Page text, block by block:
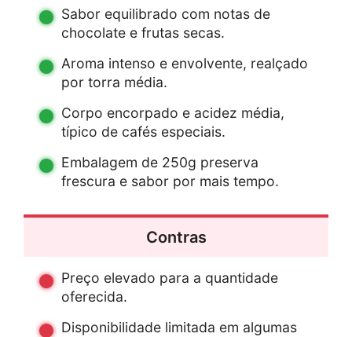
Sabor equilibrado com notas de
chocolate e frutas secas.
Aroma intenso e envolvente, realçado
por torra média.
Corpo encorpado e acidez média,
típico de cafés especiais.
Embalagem de 250g preserva
frescura e sabor por mais tempo.
Contras
Preço elevado para a quantidade
oferecida.
Disponibilidade limitada em algumas